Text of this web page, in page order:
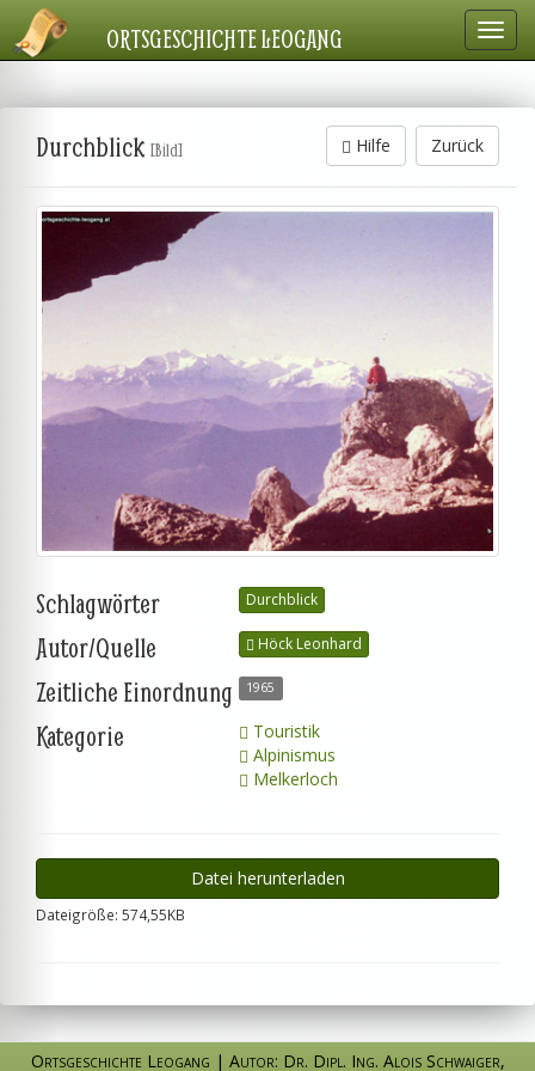
ORTSGESCHICHTE LEOGANG
Zurück
Hilfe
Durchblick [Bild]
Schlagwörter Durchblick
Autor/Quelle Höck Leonhard
Zeitliche Einordnung 1965
Kategorie
Touristik
Alpinismus
Melkerloch
Datei herunterladen
Dateigröße: 574,55KB
Ortsgeschichte Leogang | Autor: Dr. Dipl. Ing. Alois Schwaiger,